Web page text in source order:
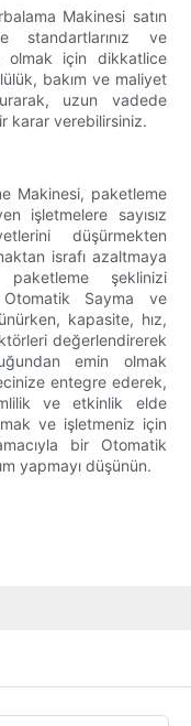
Makinesi satın
standartlarınız ve
olmak için dikkatlice
bakım ve maliyet
uzun vadede
karar verebilirsiniz.
Makinesi, paketleme
işletmelere sayısız
düşürmekten
israfı azaltmaya
şeklinizi
Otomatik Sayma ve
kapasite, hız,
değerlendirerek
emin olmak
entegre ederek,
ve etkinlik elde
ve işletmeniz için
bir Otomatik
yapmayı düşünün.